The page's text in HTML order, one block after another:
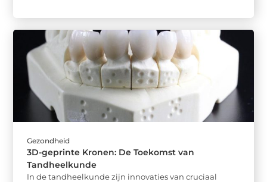
Gezondheid
3D-geprinte Kronen: De Toekomst van
Tandheelkunde
In de tandheelkunde zijn innovaties van cruciaal